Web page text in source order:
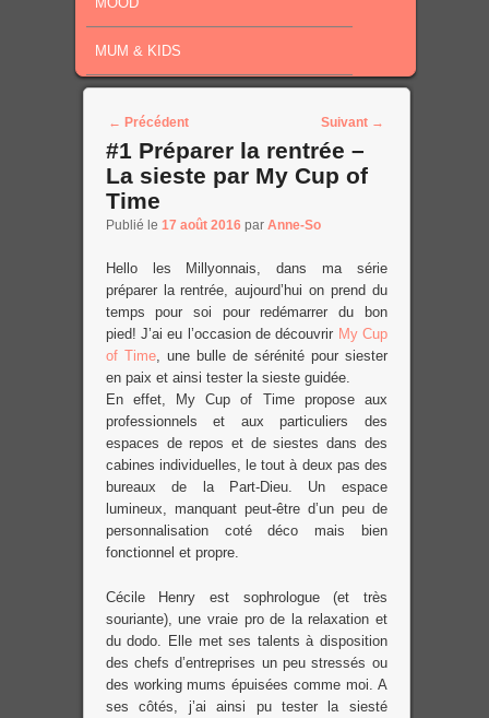
MUM & KIDS
Post navigation
← Précédent Suivant →
#1 Préparer la rentrée –
La sieste par My Cup of
Time
Publié le 17 août 2016 par Anne-So
Hello les Millyonnais, dans ma série
préparer la rentrée, aujourd’hui on prend du
temps pour soi pour redémarrer du bon
pied! J’ai eu l’occasion de découvrir My Cup
of Time, une bulle de sérénité pour siester
en paix et ainsi tester la sieste guidée.
En effet, My Cup of Time propose aux
professionnels et aux particuliers des
espaces de repos et de siestes dans des
cabines individuelles, le tout à deux pas des
bureaux de la Part-Dieu. Un espace
lumineux, manquant peut-être d’un peu de
personnalisation coté déco mais bien
fonctionnel et propre.
Cécile Henry est sophrologue (et très
souriante), une vraie pro de la relaxation et
du dodo. Elle met ses talents à disposition
des chefs d’entreprises un peu stressés ou
des working mums épuisées comme moi. A
ses côtés, j’ai ainsi pu tester la siesté